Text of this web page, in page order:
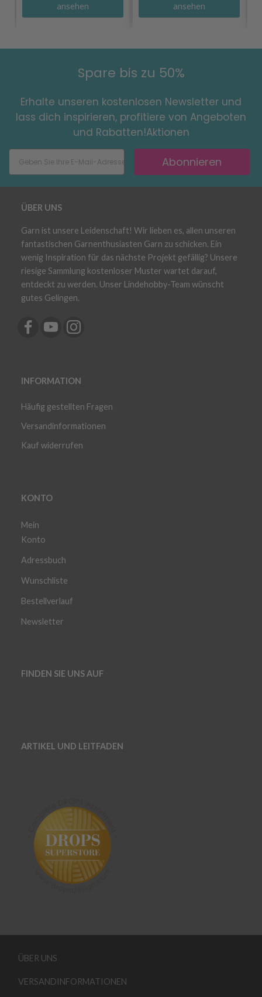
ansehen
ansehen
Spare bis zu 50%
Erhalte unseren kostenlosen Newsletter und
lass dich inspirieren, profitiere von Angeboten
und Rabatten!Aktionen
Abonnieren
ÜBER UNS
Garn ist unsere Leidenschaft! Wir lieben es, allen unseren
fantastischen Garnenthusiasten Garn zu schicken. Ein
wenig Inspiration für das nächste Projekt gefällig? Unsere
riesige Sammlung kostenloser Muster wartet darauf,
entdeckt zu werden. Unser Lindehobby-Team wünscht
gutes Gelingen.
INFORMATION
Häufig gestellten Fragen
Versandinformationen
Kauf widerrufen
KONTO
Mein
Konto
Adressbuch
Wunschliste
Bestellverlauf
Newsletter
FINDEN SIE UNS AUF
ARTIKEL UND LEITFADEN
ÜBER UNS
VERSANDINFORMATIONEN